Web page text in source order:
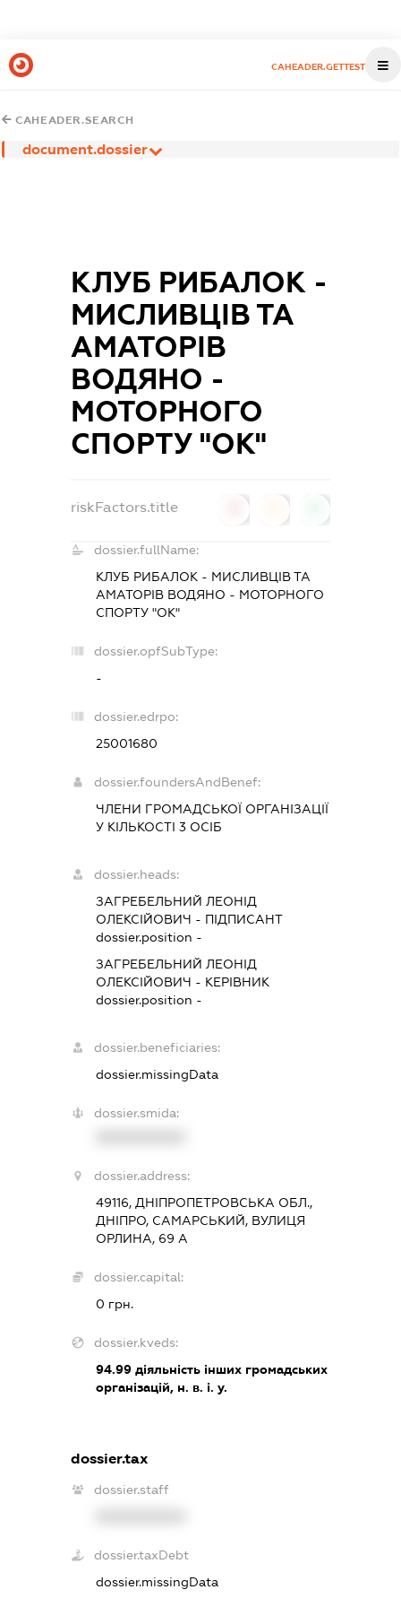
CAHEADER.GETTEST
CAHEADER.SEARCH
document.dossier
КЛУБ РИБАЛОК -
МИСЛИВЦІВ ТА
АМАТОРІВ
ВОДЯНО -
МОТОРНОГО
СПОРТУ "ОК"
riskFactors.title
dossier.fullName:
КЛУБ РИБАЛОК - МИСЛИВЦІВ ТА
АМАТОРІВ ВОДЯНО - МОТОРНОГО
СПОРТУ "ОК"
dossier.opfSubType:
-
dossier.edrpo:
25001680
dossier.foundersAndBenef:
ЧЛЕНИ ГРОМАДСЬКОЇ ОРГАНІЗАЦІЇ
У КІЛЬКОСТІ 3 ОСІБ
dossier.heads:
ЗАГРЕБЕЛЬНИЙ ЛЕОНІД
ОЛЕКСІЙОВИЧ - ПІДПИСАНТ
dossier.position -
ЗАГРЕБЕЛЬНИЙ ЛЕОНІД
ОЛЕКСІЙОВИЧ - КЕРІВНИК
dossier.position -
dossier.beneficiaries:
dossier.missingData
dossier.smida:
dossier.address:
49116, ДНІПРОПЕТРОВСЬКА ОБЛ.,
ДНІПРО, САМАРСЬКИЙ, ВУЛИЦЯ
ОРЛИНА, 69 А
dossier.capital:
0 грн.
dossier.kveds:
94.99 діяльність інших громадських
організацій, н. в. і. у.
dossier.tax
dossier.staff
dossier.taxDebt
dossier.missingData